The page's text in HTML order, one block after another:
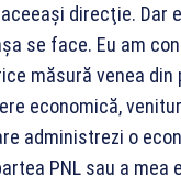
direcţie. Dar
se face. Eu am
măsură venea
economică,
administrezi o
PNL sau a